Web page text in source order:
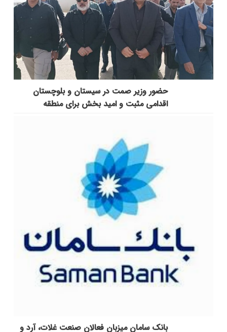
حضور وزیر صمت در سیستان و بلوچستان
اقدامی مثبت و امید بخش برای منطقه
بانک سامان میزبان فعالان صنعت غلات، آرد و